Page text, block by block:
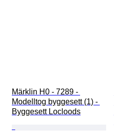
Märklin H0 - 7289 -
Modelltog byggesett (1) -
Byggesett Locloods